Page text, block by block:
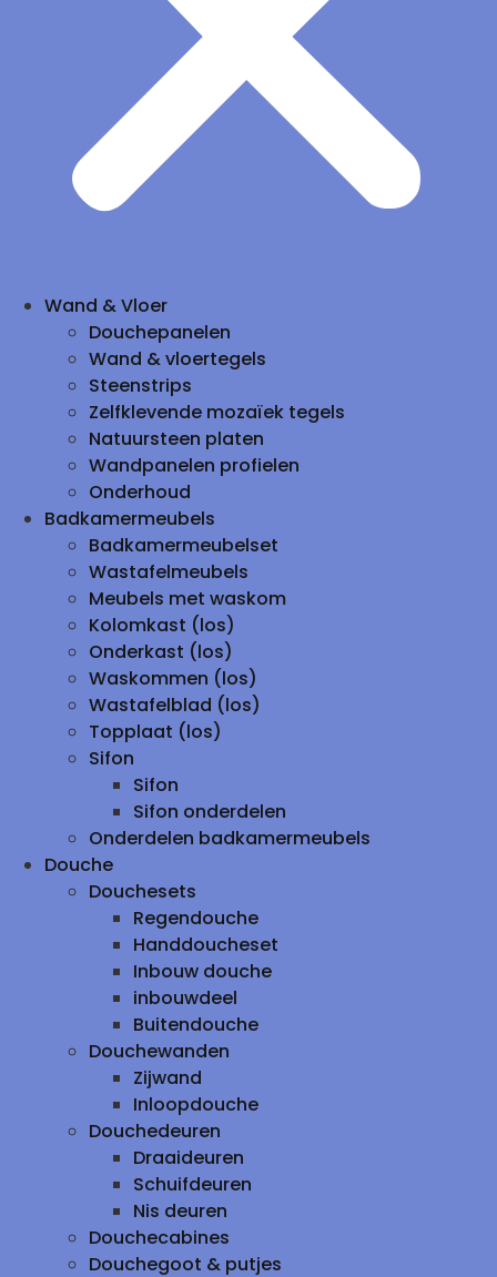
Wand & Vloer
Douchepanelen
Wand & vloertegels
Steenstrips
Zelfklevende mozaïek tegels
Natuursteen platen
Wandpanelen profielen
Onderhoud
Badkamermeubels
Badkamermeubelset
Wastafelmeubels
Meubels met waskom
Kolomkast (los)
Onderkast (los)
Waskommen (los)
Wastafelblad (los)
Topplaat (los)
Sifon
Sifon
Sifon onderdelen
Onderdelen badkamermeubels
Douche
Douchesets
Regendouche
Handdoucheset
Inbouw douche
inbouwdeel
Buitendouche
Douchewanden
Zijwand
Inloopdouche
Douchedeuren
Draaideuren
Schuifdeuren
Nis deuren
Douchecabines
Douchegoot & putjes